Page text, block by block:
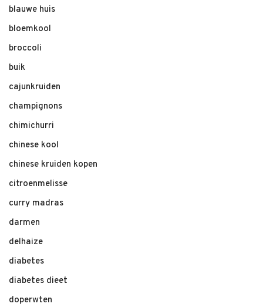
blauwe huis
bloemkool
broccoli
buik
cajunkruiden
champignons
chimichurri
chinese kool
chinese kruiden kopen
citroenmelisse
curry madras
darmen
delhaize
diabetes
diabetes dieet
doperwten